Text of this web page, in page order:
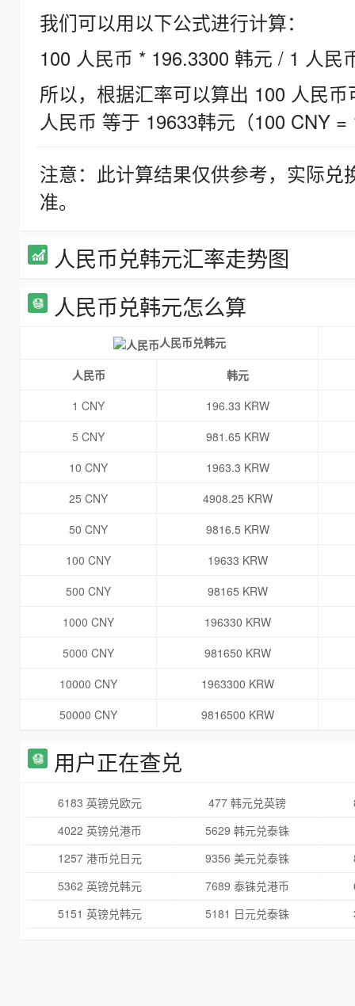
我们可以用以下公式进行计算：
100 人民币 * 196.3300 韩元 / 1 人民
所以，根据汇率可以算出 100 人民
人民币 等于 19633韩元（100 CNY =
注意：此计算结果仅供参考，实际
准。
人民币兑韩元汇率走势图
人民币兑韩元怎么算
人民币兑韩元
人民币
韩元
1 CNY
196.33 KRW
5 CNY
981.65 KRW
10 CNY
1963.3 KRW
25 CNY
4908.25 KRW
50 CNY
9816.5 KRW
100 CNY
19633 KRW
500 CNY
98165 KRW
1000 CNY
196330 KRW
5000 CNY
981650 KRW
10000 CNY
1963300 KRW
50000 CNY
9816500 KRW
用户正在查兑
6183 英镑兑欧元 477 韩元兑英镑
4022 英镑兑港币
5629 韩元兑泰铢
1257 港币兑日元
9356 美元兑泰铢
5362 英镑兑韩元
7689 泰铢兑港币
5151 英镑兑韩元
5181 日元兑泰铢